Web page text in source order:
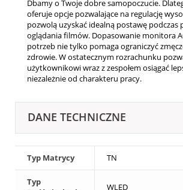
Dbamy o Twoje dobre samopoczucie.
oferuje opcje pozwalające na regulację
pozwolą uzyskać idealną postawę podczas
oglądania filmów. Dopasowanie monitora
potrzeb nie tylko pomaga ograniczyć
zdrowie. W ostatecznym rozrachunku
użytkownikowi wraz z zespołem osiągać
niezależnie od charakteru pracy.
DANE TECHNICZNE
Typ Matrycy TN
Typ
WLED